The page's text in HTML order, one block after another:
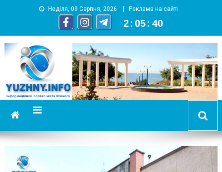
Неділя, 09 Серпня, 2026 Реклама на сайті
2 : 05 : 41
YUZHNY.INFO
информационный портал города Южный